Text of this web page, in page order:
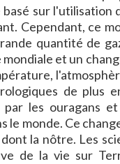
sur
Cependant, ce
quantité de
et un
de plus
par les ouragans
le monde. Ce
la nôtre. Les
de la vie sur